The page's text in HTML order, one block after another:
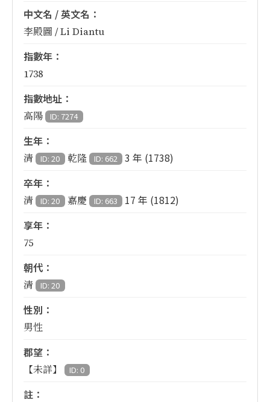
中文名 / 英文名：
李殿圖 / Li Diantu
指數年：
1738
指數地址：
高陽 ID: 7274
生年：
清 ID: 20 乾隆 ID: 662
3 年 (1738)
卒年：
清 ID: 20 嘉慶 ID: 663
17 年 (1812)
享年：
75
朝代：
清 ID: 20
性別：
男性
郡望：
【未詳】 ID: 0
註：